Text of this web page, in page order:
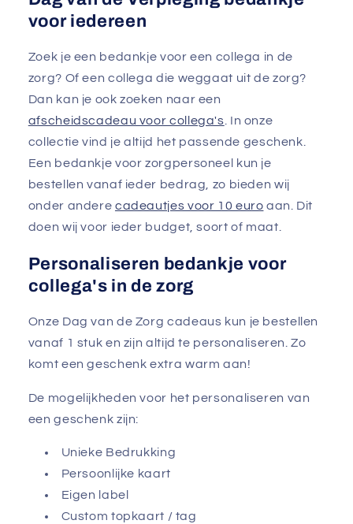
voor iedereen
Zoek je een bedankje voor een collega in de
zorg? Of een collega die weggaat uit de zorg?
Dan kan je ook zoeken naar een
afscheidscadeau voor collega's. In onze
collectie vind je altijd het passende geschenk.
Een bedankje voor zorgpersoneel kun je
bestellen vanaf ieder bedrag, zo bieden wij
onder andere cadeautjes voor 10 euro aan. Dit
doen wij voor ieder budget, soort of maat.
Personaliseren bedankje voor
collega's in de zorg
Onze Dag van de Zorg cadeaus kun je bestellen
vanaf 1 stuk en zijn altijd te personaliseren. Zo
komt een geschenk extra warm aan!
De mogelijkheden voor het personaliseren van
een geschenk zijn:
Unieke Bedrukking
Persoonlijke kaart
Eigen label
Custom topkaart / tag